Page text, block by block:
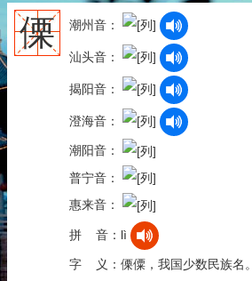
傈 潮州音：
汕头音：
揭阳音：
澄海音：
潮阳音：
普宁音：
惠来音：
拼 音：lì
字 义：傈僳，我国少数民族名。